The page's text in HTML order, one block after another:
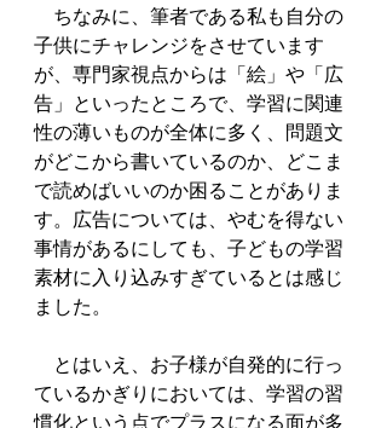
ちなみに、筆者である私も自分の
子供にチャレンジをさせています
が、専門家視点からは「絵」や「広
告」といったところで、学習に関連
性の薄いものが全体に多く、問題文
がどこから書いているのか、どこま
で読めばいいのか困ることがありま
す。広告については、やむを得ない
事情があるにしても、子どもの学習
素材に入り込みすぎているとは感じ
ました。
とはいえ、お子様が自発的に行っ
ているかぎりにおいては、学習の習
慣化という点でプラスになる面が多